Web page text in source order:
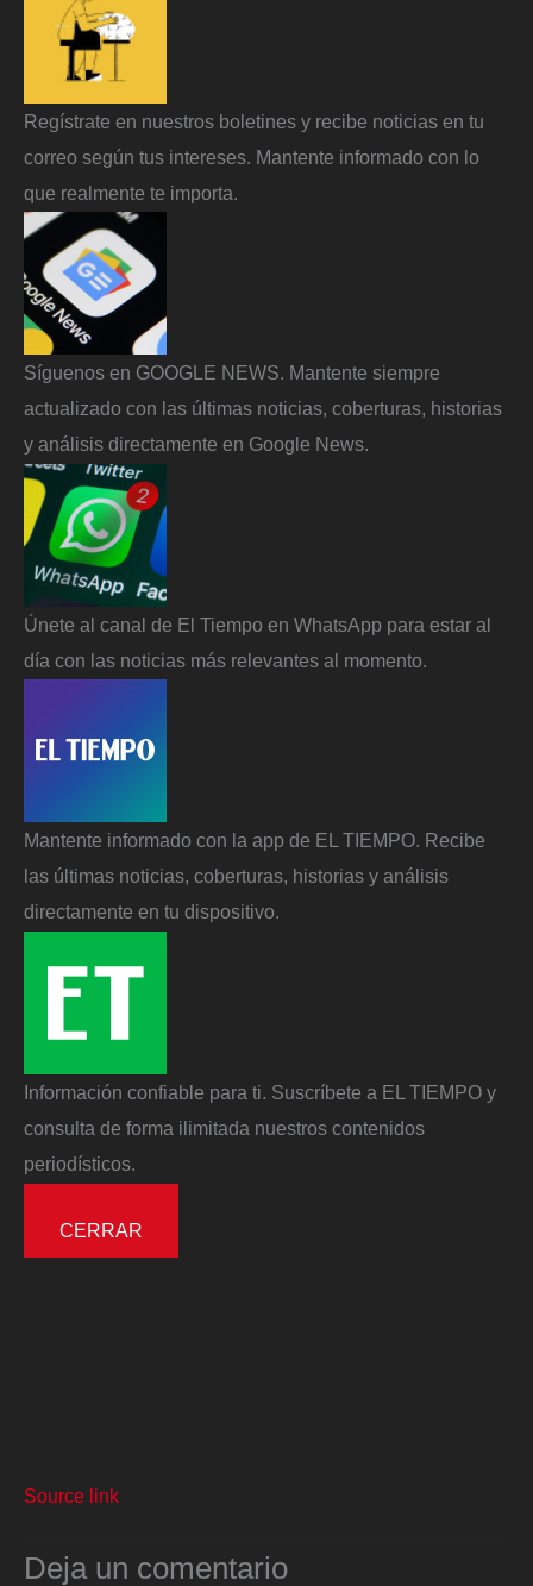
Regístrate en nuestros boletines y recibe noticias en tu
correo según tus intereses. Mantente informado con lo
que realmente te importa.
Síguenos en GOOGLE NEWS. Mantente siempre
actualizado con las últimas noticias, coberturas, historias
y análisis directamente en Google News.
Únete al canal de El Tiempo en WhatsApp para estar al
día con las noticias más relevantes al momento.
Mantente informado con la app de EL TIEMPO. Recibe
las últimas noticias, coberturas, historias y análisis
directamente en tu dispositivo.
Información confiable para ti. Suscríbete a EL TIEMPO y
consulta de forma ilimitada nuestros contenidos
periodísticos.
CERRAR
Source link
Deja un comentario